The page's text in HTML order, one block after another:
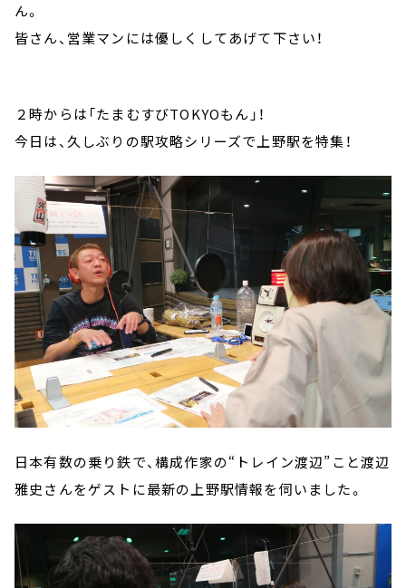
ん。
皆さん、営業マンには優しくしてあげて下さい！
２時からは「たまむすびTOKYOもん」！
今日は、久しぶりの駅攻略シリーズで上野駅を特集！
日本有数の乗り鉄で、構成作家の“トレイン渡辺”こと渡辺
雅史さんをゲストに最新の上野駅情報を伺いました。